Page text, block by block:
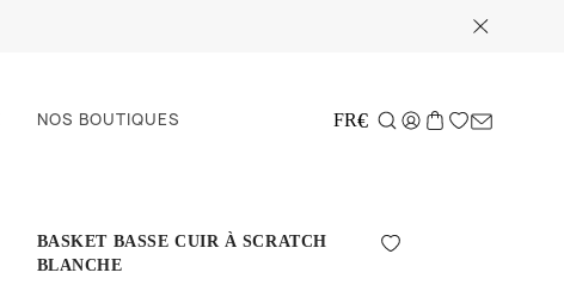
NOS BOUTIQUES FR€
BASKET BASSE CUIR À SCRATCH
BLANCHE